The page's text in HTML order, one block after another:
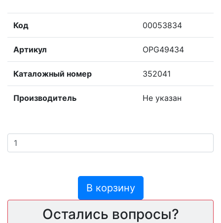
Код 00053834
Артикул OPG49434
Каталожный номер 352041
Производитель Не указан
В корзину
Остались вопросы?